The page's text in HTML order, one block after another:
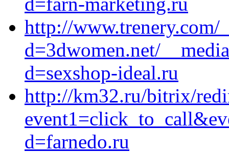
http://www.trenery.com/
d=3dwomen.net/
d=sexshop-ideal.ru
http://km32.ru/bitrix/
d=farnedo.ru